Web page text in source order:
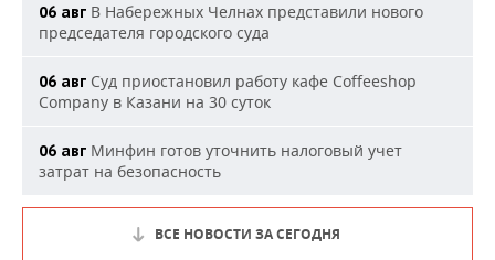
06 авг В Набережных Челнах представили нового
председателя городского суда
06 авг Суд приостановил работу кафе Coffeeshop
Company в Казани на 30 суток
06 авг Минфин готов уточнить налоговый учет
затрат на безопасность
ВСЕ НОВОСТИ ЗА СЕГОДНЯ